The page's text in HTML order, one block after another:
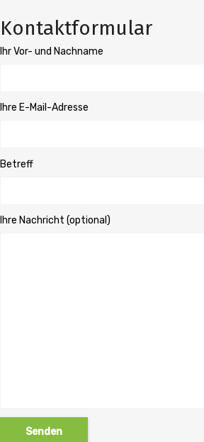
Kontaktformular
Ihr Vor- und Nachname
Ihre E-Mail-Adresse
Betreff
Ihre Nachricht (optional)